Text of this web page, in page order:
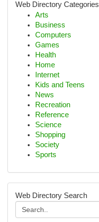
Web Directory Categories
Arts
Business
Computers
Games
Health
Home
Internet
Kids and Teens
News
Recreation
Reference
Science
Shopping
Society
Sports
Web Directory Search